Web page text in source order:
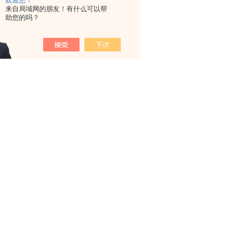
来自局域网的朋友！有什么可以帮
助您的吗？